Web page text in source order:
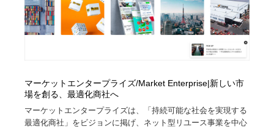
マーケットエンタープライズ/Market Enterprise|新しい市
場を創る、最適化商社へ
マーケットエンタープライズは、「持続可能な社会を実現する
最適化商社」をビジョンに掲げ、ネット型リユース事業を中心